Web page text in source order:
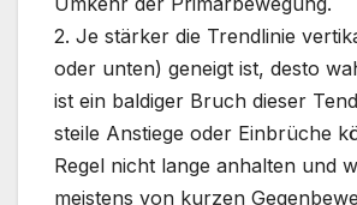
2. Je stärker die Trendlinie
oder unten) geneigt ist, desto
ist ein baldiger Bruch dieser
steile Anstiege oder Einbrüche
Regel nicht lange anhalten und
meistens von kurzen